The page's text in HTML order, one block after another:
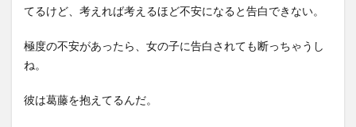
てるけど、考えれば考えるほど不安になると告白できない。
極度の不安があったら、女の子に告白されても断っちゃうし
ね。
彼は葛藤を抱えてるんだ。